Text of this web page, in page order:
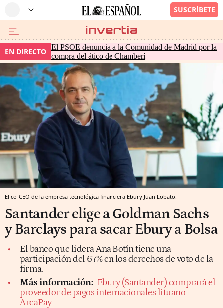
EN DIRECTO El PSOE denuncia a la Comunidad de Madrid por la
compra del ático de Chamberí
El co-CEO de la empresa tecnológica financiera Ebury Juan Lobato.
Santander elige a Goldman Sachs
y Barclays para sacar Ebury a Bolsa
El banco que lidera Ana Botín tiene una
participación del 67% en los derechos de voto de la
firma.
Más información: Ebury (Santander) comprará el
proveedor de pagos internacionales lituano
ArcaPay